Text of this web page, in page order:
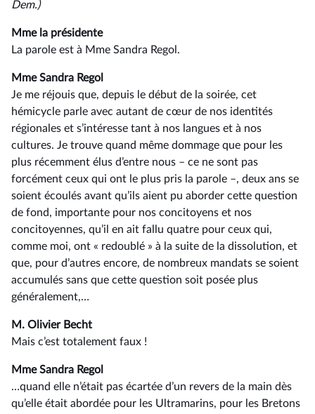
Dem.)
Mme la présidente
La parole est à Mme Sandra Regol.
Mme Sandra Regol
Je me réjouis que, depuis le début de la soirée, cet
hémicycle parle avec autant de cœur de nos identités
régionales et s’intéresse tant à nos langues et à nos
cultures. Je trouve quand même dommage que pour les
plus récemment élus d’entre nous –⁠ ce ne sont pas
forcément ceux qui ont le plus pris la parole –, deux ans se
soient écoulés avant qu’ils aient pu aborder cette question
de fond, importante pour nos concitoyens et nos
concitoyennes, qu’il en ait fallu quatre pour ceux qui,
comme moi, ont « redoublé » à la suite de la dissolution, et
que, pour d’autres encore, de nombreux mandats se soient
accumulés sans que cette question soit posée plus
généralement,…
M. Olivier Becht
Mais c’est totalement faux !
Mme Sandra Regol
…quand elle n’était pas écartée d’un revers de la main dès
qu’elle était abordée pour les Ultramarins, pour les Bretons